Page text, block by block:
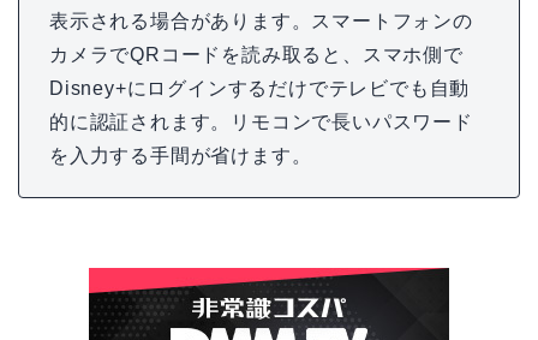
表示される場合があります。スマートフォンの
カメラでQRコードを読み取ると、スマホ側で
Disney+にログインするだけでテレビでも自動
的に認証されます。リモコンで長いパスワード
を入力する手間が省けます。